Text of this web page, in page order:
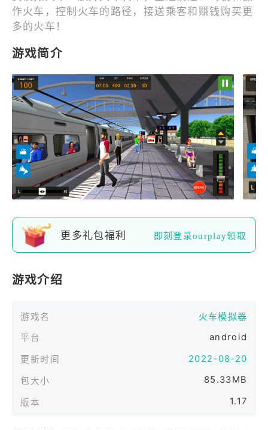
作火车，控制火车的路径，接送乘客和赚钱购买更
多的火车！
游戏简介
更多礼包福利 即刻登录ourplay领取
游戏介绍
游戏名
火车模拟器
平台
android
更新时间 2022-08-20
包大小 85.33MB
版本 1.17